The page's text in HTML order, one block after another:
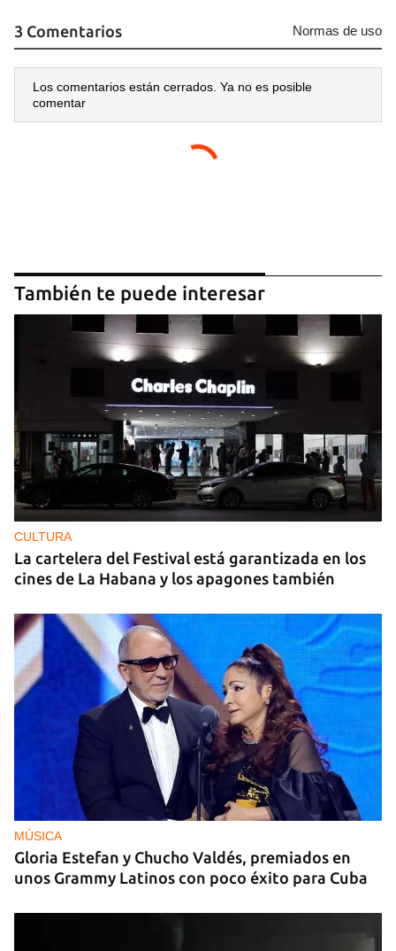
3 Comentarios Normas de uso
Los comentarios están cerrados. Ya no es posible
comentar
También te puede interesar
CULTURA
La cartelera del Festival está garantizada en los
cines de La Habana y los apagones también
MÚSICA
Gloria Estefan y Chucho Valdés, premiados en
unos Grammy Latinos con poco éxito para Cuba